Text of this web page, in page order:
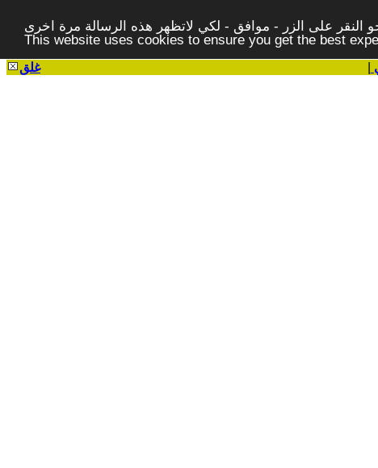
النقر على الزر - موافق - لكي لاتظهر هذه الرسالة مرة اخرى -
This website uses cookies to ensure you get the best
غلق